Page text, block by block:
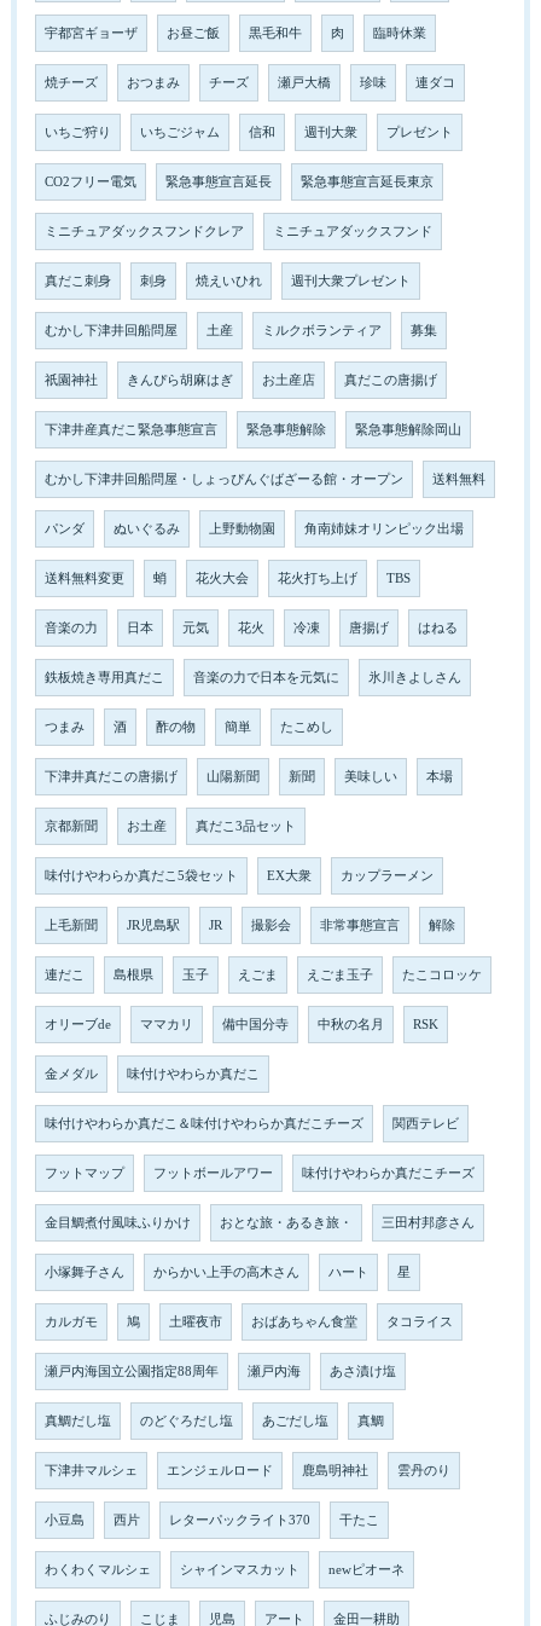
宇都宮ギョーザ お昼ご飯 黒毛和牛 肉 臨時休業
焼チーズ おつまみ チーズ 瀬戸大橋 珍味 連ダコ
いちご狩り いちごジャム 信和 週刊大衆 プレゼント
CO2フリー電気 緊急事態宣言延長 緊急事態宣言延長東京
ミニチュアダックスフンドクレア ミニチュアダックスフンド
真だこ刺身 刺身 焼えいひれ 週刊大衆プレゼント
むかし下津井回船問屋 土産 ミルクボランティア 募集
祇園神社 きんぴら胡麻はぎ お土産店 真だこの唐揚げ
下津井産真だこ緊急事態宣言 緊急事態解除 緊急事態解除岡山
むかし下津井回船問屋・しょっぴんぐばざーる館・オープン 送料無料
パンダ ぬいぐるみ 上野動物園 角南姉妹オリンピック出場
送料無料変更 蛸 花火大会 花火打ち上げ TBS
音楽の力 日本 元気 花火 冷凍 唐揚げ はねる
鉄板焼き専用真だこ 音楽の力で日本を元気に 氷川きよしさん
つまみ 酒 酢の物 簡単 たこめし
下津井真だこの唐揚げ 山陽新聞 新聞 美味しい 本場
京都新聞 お土産 真だこ3品セット
味付けやわらか真だこ5袋セット EX大衆 カップラーメン
上毛新聞 JR児島駅 JR 撮影会 非常事態宣言 解除
連だこ 島根県 玉子 えごま えごま玉子 たこコロッケ
オリーブde ママカリ 備中国分寺 中秋の名月 RSK
金メダル 味付けやわらか真だこ
味付けやわらか真だこ＆味付けやわらか真だこチーズ 関西テレビ
フットマップ フットボールアワー 味付けやわらか真だこチーズ
金目鯛煮付風味ふりかけ おとな旅・あるき旅・ 三田村邦彦さん
小塚舞子さん からかい上手の高木さん ハート 星
カルガモ 鳩 土曜夜市 おばあちゃん食堂 タコライス
瀬戸内海国立公園指定88周年 瀬戸内海 あさ漬け塩
真鯛だし塩 のどぐろだし塩 あごだし塩 真鯛
下津井マルシェ エンジェルロード 鹿島明神社 雲丹のり
小豆島 西片 レターパックライト370 干たこ
わくわくマルシェ シャインマスカット newピオーネ
ふじみのり こじま 児島 アート 金田一耕助